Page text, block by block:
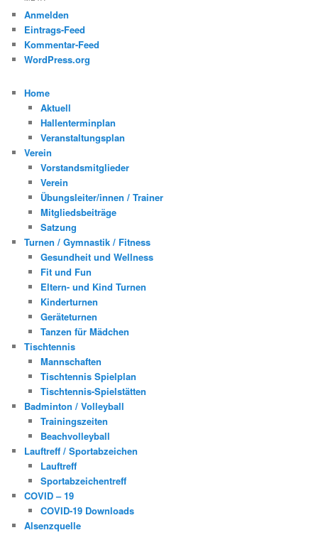
Anmelden
Eintrags-Feed
Kommentar-Feed
WordPress.org
Home
Aktuell
Hallenterminplan
Veranstaltungsplan
Verein
Vorstandsmitglieder
Verein
Übungsleiter/innen / Trainer
Mitgliedsbeiträge
Satzung
Turnen / Gymnastik / Fitness
Gesundheit und Wellness
Fit und Fun
Eltern- und Kind Turnen
Kinderturnen
Geräteturnen
Tanzen für Mädchen
Tischtennis
Mannschaften
Tischtennis Spielplan
Tischtennis-Spielstätten
Badminton / Volleyball
Trainingszeiten
Beachvolleyball
Lauftreff / Sportabzeichen
Lauftreff
Sportabzeichentreff
COVID – 19
COVID-19 Downloads
Alsenzquelle